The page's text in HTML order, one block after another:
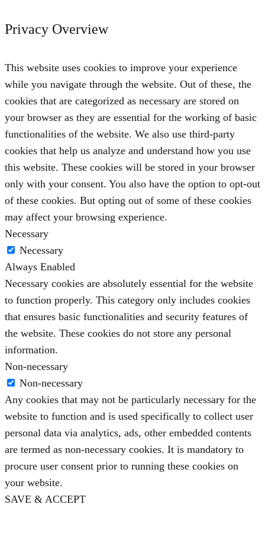
Privacy Overview
This website uses cookies to improve your experience
while you navigate through the website. Out of these, the
cookies that are categorized as necessary are stored on
your browser as they are essential for the working of basic
functionalities of the website. We also use third-party
cookies that help us analyze and understand how you use
this website. These cookies will be stored in your browser
only with your consent. You also have the option to opt-out
of these cookies. But opting out of some of these cookies
may affect your browsing experience.
Necessary
Necessary
Always Enabled
Necessary cookies are absolutely essential for the website
to function properly. This category only includes cookies
that ensures basic functionalities and security features of
the website. These cookies do not store any personal
information.
Non-necessary
Non-necessary
Any cookies that may not be particularly necessary for the
website to function and is used specifically to collect user
personal data via analytics, ads, other embedded contents
are termed as non-necessary cookies. It is mandatory to
procure user consent prior to running these cookies on
your website.
SAVE & ACCEPT